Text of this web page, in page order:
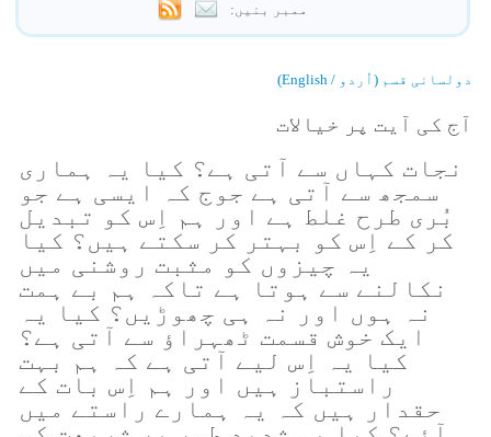
ممبر بنیں:
دولسانی قسم (اُردو / English)
آج کی آیت پر خیالات
نجات کہاں سے آتی ہے؟ کیا یہ ہماری
سمجھ سے آتی ہے جوج کہ ایسی ہے جو
بُری طرح غلط ہے اور ہم اِس کو تبدیل
کر کے اِس کو بہتر کر سکتے ہیں؟ کیا
یہ چیزوں کو مثبت روشنی میں
نکالنے سے ہوتا ہے تاکہ ہم بے ہمت
نہ ہوں اور نہ ہی چھوڑیں؟ کیا یہ
ایک خوش قسمت ٹھہراؤ سے آتی ہے؟
کیا یہ اِس لیے آتی ہے کہ ہم بہت
راستباز ہیں اور ہم اِس بات کے
حقدار ہیں کہ یہ ہمارے راستے میں